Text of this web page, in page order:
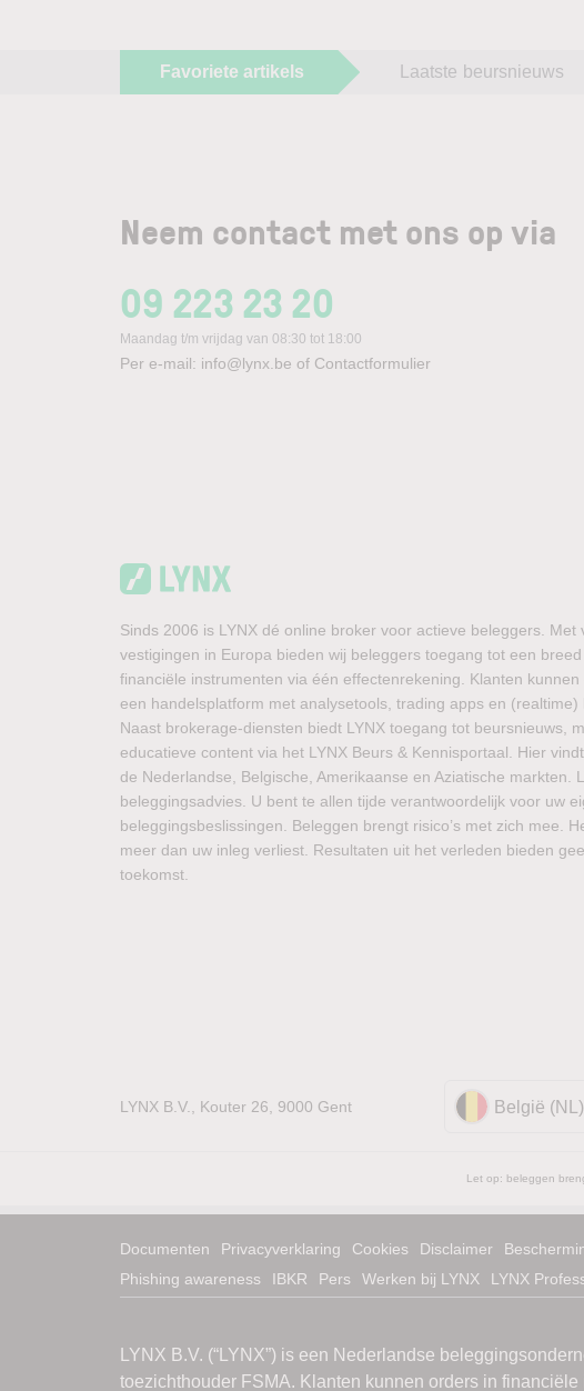
Favoriete artikels Laatste beursnieuws
Neem contact met ons op via
09 223 23 20
Maandag t/m vrijdag van 08:30 tot 18:00
Per e-mail: info@lynx.be of Contactformulier
Sinds 2006 is LYNX dé online broker voor actieve beleggers. Met
vestigingen in Europa bieden wij beleggers toegang tot een
financiële instrumenten via één effectenrekening. Klanten
een handelsplatform met analysetools, trading apps en (realtime)
Naast brokerage-diensten biedt LYNX toegang tot beursnieuws,
educatieve content via het LYNX Beurs & Kennisportaal. Hier
de Nederlandse, Belgische, Amerikaanse en Aziatische markten.
beleggingsadvies. U bent te allen tijde verantwoordelijk voor uw
beleggingsbeslissingen. Beleggen brengt risico’s met zich mee.
meer dan uw inleg verliest. Resultaten uit het verleden bieden
toekomst.
LYNX B.V., Kouter 26, 9000 Gent België (NL)
Let op: beleggen
Documenten Privacyverklaring Cookies Disclaimer
Phishing awareness
IBKR Pers Werken bij LYNX LYNX